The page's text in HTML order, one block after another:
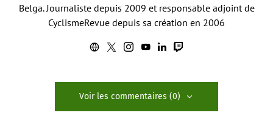
Belga. Journaliste depuis 2009 et responsable adjoint de
CyclismeRevue depuis sa création en 2006
Voir les commentaires (0)